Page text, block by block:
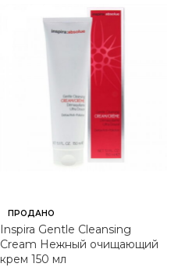
ПРОДАНО
Inspira Gentle Cleansing
Cream Нежный очищающий
крем 150 мл